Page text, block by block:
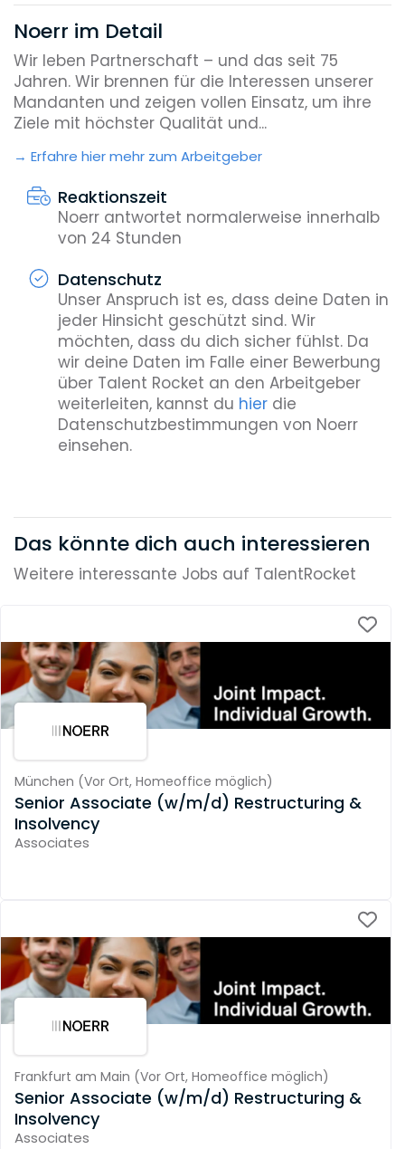
Noerr im Detail
Wir leben Partnerschaft – und das seit 75
Jahren. Wir brennen für die Interessen unserer
Mandanten und zeigen vollen Einsatz, um ihre
Ziele mit höchster Qualität und...
Erfahre hier mehr zum Arbeitgeber
Reaktionszeit
Noerr antwortet normalerweise innerhalb
von 24 Stunden
Datenschutz
Unser Anspruch ist es, dass deine Daten in
jeder Hinsicht geschützt sind. Wir
möchten, dass du dich sicher fühlst. Da
wir deine Daten im Falle einer Bewerbung
über Talent Rocket an den Arbeitgeber
weiterleiten, kannst du hierdie
Datenschutzbestimmungen von Noerr
einsehen.
Das könnte dich auch interessieren
Weitere interessante Jobs auf TalentRocket
München (Vor Ort, Homeoffice möglich)
Senior Associate (w/m/d) Restructuring &
Insolvency
Associates
Frankfurt am Main (Vor Ort, Homeoffice möglich)
Senior Associate (w/m/d) Restructuring &
Insolvency
Associates